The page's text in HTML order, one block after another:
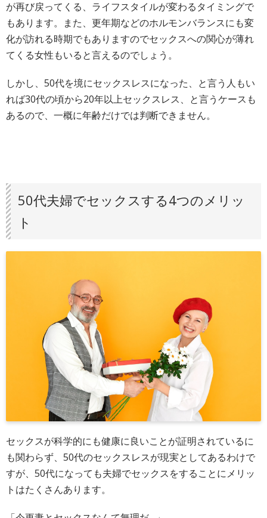
が再び戻ってくる、ライフスタイルが変わるタイミングで
もあります。また、更年期などのホルモンバランスにも変
化が訪れる時期でもありますのでセックスへの関心が薄れ
てくる女性もいると言えるのでしょう。
しかし、50代を境にセックスレスになった、と言う人もい
れば30代の頃から20年以上セックスレス、と言うケースも
あるので、一概に年齢だけでは判断できません。
50代夫婦でセックスする4つのメリッ
ト
セックスが科学的にも健康に良いことが証明されているに
も関わらず、50代のセックスレスが現実としてあるわけで
すが、50代になっても夫婦でセックスをすることにメリッ
トはたくさんあります。